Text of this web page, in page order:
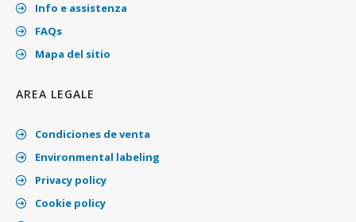
Info e assistenza
FAQs
Mapa del sitio
AREA LEGALE
Condiciones de venta
Environmental labeling
Privacy policy
Cookie policy